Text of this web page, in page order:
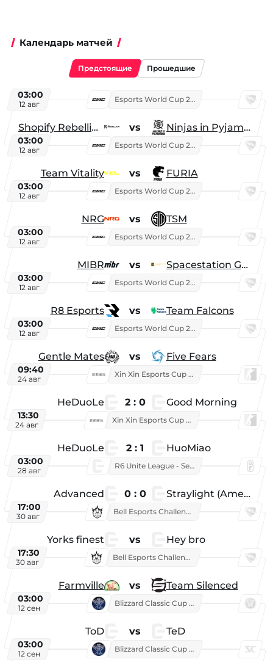
Календарь матчей
Предстоящие Прошедшие
03:00
12 авг
Esports World Cup 2026
Shopify Rebellion vs Ninjas in Pyjamas
03:00
12 авг
Esports World Cup 2026
Team Vitality vs FURIA
03:00
12 авг
Esports World Cup 2026
NRG vs TSM
03:00
12 авг
Esports World Cup 2026
MIBR vs Spacestation Gaming
03:00
12 авг
Esports World Cup 2026
R8 Esports vs Team Falcons
03:00
12 авг
Esports World Cup 2026
Gentle Mates vs Five Fears
09:40
24 авг
Xin Xin Esports Cup 2025
HeDuoLe 2 : 0 Good Morning
13:30
24 авг
Xin Xin Esports Cup 2026
HeDuoLe 2 : 1 HuoMiao
03:00
28 авг
R6 Unite League - Season 1
Advanced 0 : 0 Straylight (American team)
17:00
30 авг
Bell Esports Challenge 2026
Yorks finest vs Hey bro
17:30
30 авг
Bell Esports Challenge 2026
Farmville vs Team Silenced
03:00
12 сен
Blizzard Classic Cup 2026
ToD vs TeD
03:00
12 сен
Blizzard Classic Cup 2026